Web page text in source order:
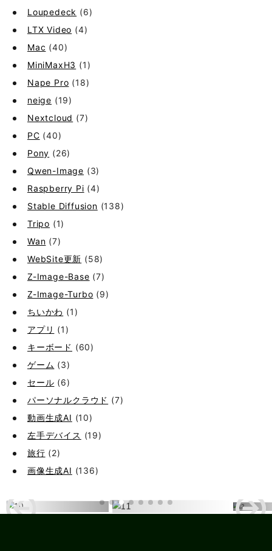
Loupedeck (6)
LTX Video (4)
Mac (40)
MiniMaxH3 (1)
Nape Pro (18)
neige (19)
Nextcloud (7)
PC (40)
Pony (26)
Qwen-Image (3)
Raspberry Pi (4)
Stable Diffusion (138)
Tripo (1)
Wan (7)
WebSite更新 (58)
Z-Image-Base (7)
Z-Image-Turbo (9)
ちいかわ (1)
アプリ (1)
キーボード (60)
ゲーム (3)
セール (6)
パーソナルクラウド (7)
動画生成AI (10)
左手デバイス (19)
旅行 (2)
画像生成AI (136)